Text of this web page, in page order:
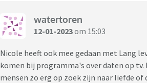
watertoren
12-01-2023om 15:03
Nicole heeft ook mee gedaan met Lang
komen bij programma's over daten op tv.
mensen zo erg op zoek zijn naar liefde